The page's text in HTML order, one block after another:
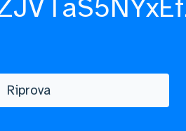
Riprova